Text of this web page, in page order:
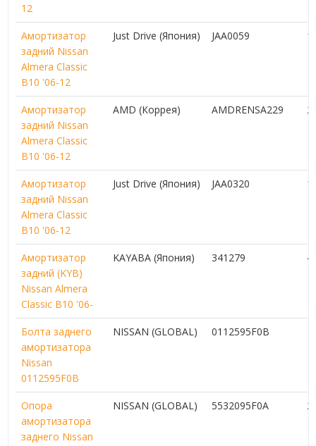
12
Амортизатор
задний Nissan
Almera Classic
B10 '06-12
Just Drive (Япония) JAA0059 1
Амортизатор
задний Nissan
Almera Classic
B10 '06-12
AMD (Коррея) AMDRENSA229 2
Амортизатор
задний Nissan
Almera Classic
B10 '06-12
Just Drive (Япония) JAA0320 1
Амортизатор
задний (KYB)
Nissan Almera
Classic B10 '06-
KAYABA (Япония) 341279 4
Болта заднего
амортизатора
Nissan
0112595F0B
NISSAN (GLOBAL) 0112595F0B
Опора
амортизатора
заднего Nissan
NISSAN (GLOBAL) 5532095F0A 2